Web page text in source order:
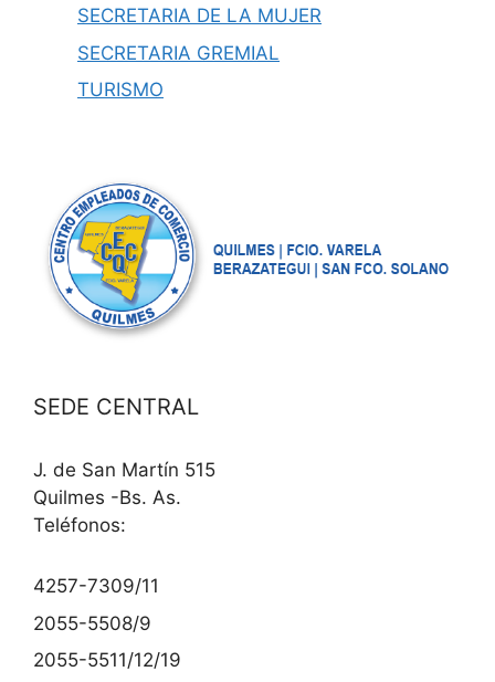
SECRETARIA DE LA MUJER
SECRETARIA GREMIAL
TURISMO
SEDE CENTRAL
J. de San Martín 515
Quilmes -Bs. As.
Teléfonos:
4257-7309/11
2055-5508/9
2055-5511/12/19